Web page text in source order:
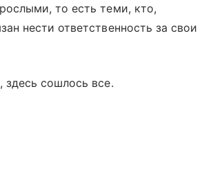
то есть теми, кто,
нести ответственность за свои
здесь сошлось все.